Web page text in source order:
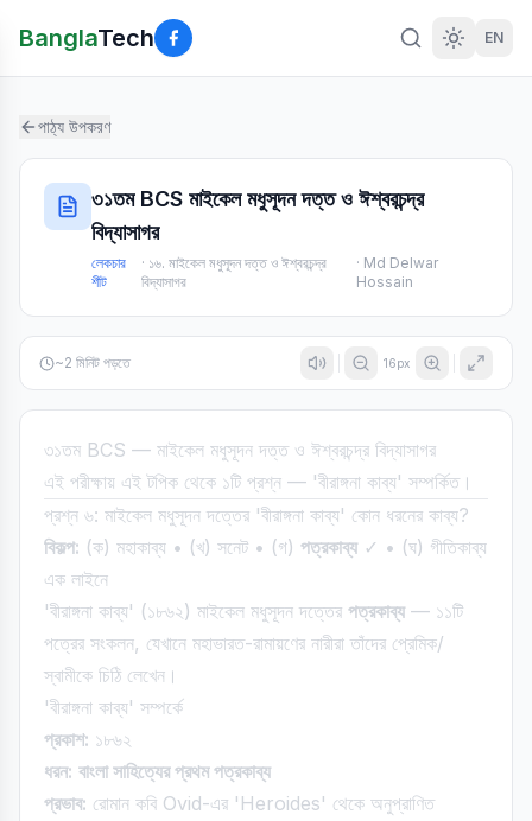
BanglaTech EN
পাঠ্য উপকরণ
৩১তম BCS মাইকেল মধুসূদন দত্ত ও ঈশ্বরচন্দ্র
বিদ্যাসাগর
লেকচার
শীট
· ১৬. মাইকেল মধুসূদন দত্ত ও ঈশ্বরচন্দ্র
বিদ্যাসাগর
· Md Delwar
Hossain
~2 মিনিট পড়তে 16px
৩১তম BCS — মাইকেল মধুসূদন দত্ত ও ঈশ্বরচন্দ্র বিদ্যাসাগর
এই পরীক্ষায় এই টপিক থেকে ১টি প্রশ্ন — 'বীরাঙ্গনা কাব্য' সম্পর্কিত।
প্রশ্ন ৬: মাইকেল মধুসূদন দত্তের 'বীরাঙ্গনা কাব্য' কোন ধরনের কাব্য?
বিকল্প: (ক) মহাকাব্য • (খ) সনেট • (গ) পত্রকাব্য✓ • (ঘ) গীতিকাব্য
এক লাইনে
'বীরাঙ্গনা কাব্য' (১৮৬২) মাইকেল মধুসূদন দত্তের পত্রকাব্য— ১১টি
পত্রের সংকলন, যেখানে মহাভারত-রামায়ণের নারীরা তাঁদের প্রেমিক/
স্বামীকে চিঠি লেখেন।
'বীরাঙ্গনা কাব্য' সম্পর্কে
প্রকাশ: ১৮৬২
ধরন: বাংলা সাহিত্যের প্রথম পত্রকাব্য
প্রভাব: রোমান কবি Ovid-এর 'Heroides' থেকে অনুপ্রাণিত